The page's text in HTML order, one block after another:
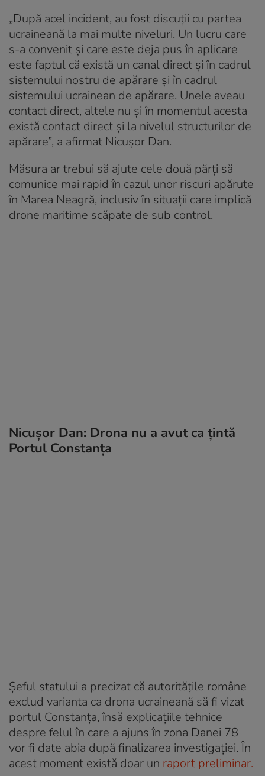
„După acel incident, au fost discuţii cu partea
ucraineană la mai multe niveluri. Un lucru care
s-a convenit şi care este deja pus în aplicare
este faptul că există un canal direct şi în cadrul
sistemului nostru de apărare şi în cadrul
sistemului ucrainean de apărare. Unele aveau
contact direct, altele nu şi în momentul acesta
există contact direct şi la nivelul structurilor de
apărare”, a afirmat Nicușor Dan.
Măsura ar trebui să ajute cele două părți să
comunice mai rapid în cazul unor riscuri apărute
în Marea Neagră, inclusiv în situații care implică
drone maritime scăpate de sub control.
Nicușor Dan: Drona nu a avut ca țintă
Portul Constanța
Șeful statului a precizat că autoritățile române
exclud varianta ca drona ucraineană să fi vizat
portul Constanța, însă explicațiile tehnice
despre felul în care a ajuns în zona Danei 78
vor fi date abia după finalizarea investigației. În
acest moment există doar un raport preliminar.